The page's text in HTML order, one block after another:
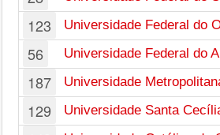
123 Universidade Federal do
56 Universidade Federal do
187 Universidade
129 Universidade Santa